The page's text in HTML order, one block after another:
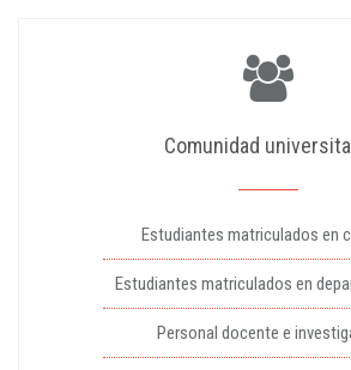
Comunidad
Estudiantes matriculados en
Estudiantes matriculados en
Personal docente e